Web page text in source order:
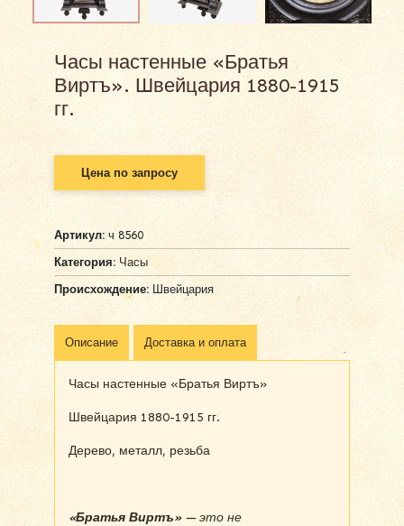
Часы настенные «Братья
Виртъ». Швейцария 1880-1915
гг.
Цена по запросу
Артикул:ч 8560
Категория: Часы
Происхождение:Швейцария
Описание Доставка и оплата
Часы настенные «Братья Виртъ»
Швейцария 1880-1915 гг.
Дерево, металл, резьба
«Братья Виртъ»— это не